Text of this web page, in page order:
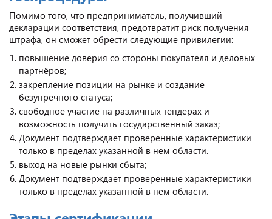
Помимо того, что предприниматель, получивший
декларации соответствия, предотвратит риск получения
штрафа, он сможет обрести следующие привилегии:
повышение доверия со стороны покупателя и деловых
партнёров;
закрепление позиции на рынке и создание
безупречного статуса;
свободное участие на различных тендерах и
возможность получить государственный заказ;
Документ подтверждает проверенные характеристики
только в пределах указанной в нем области.
выход на новые рынки сбыта;
Документ подтверждает проверенные характеристики
только в пределах указанной в нем области.